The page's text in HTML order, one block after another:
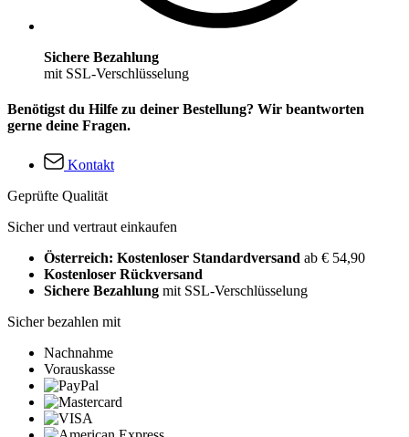
Sichere Bezahlung
mit SSL-Verschlüsselung
Benötigst du Hilfe zu deiner Bestellung? Wir beantworten
gerne deine Fragen.
Kontakt
Geprüfte Qualität
Sicher und vertraut einkaufen
Österreich: Kostenloser Standardversand ab € 54,90
Kostenloser Rückversand
Sichere Bezahlung mit SSL-Verschlüsselung
Sicher bezahlen mit
Nachnahme
Vorauskasse